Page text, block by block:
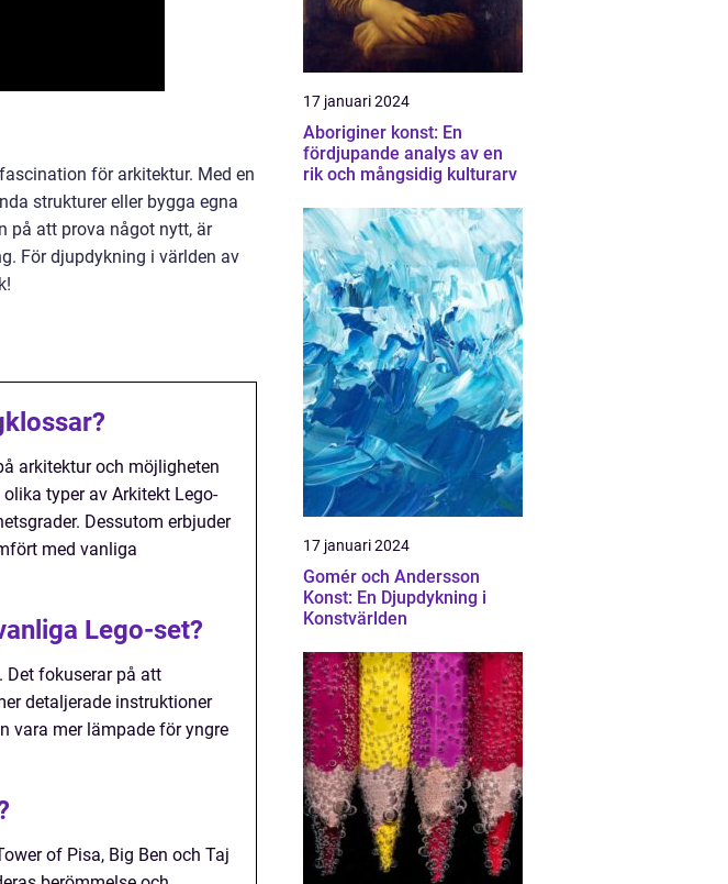
för arkitektur. Med en
strukturer eller bygga egna
på att prova något nytt, är
För djupdykning i världen av
arkitektur och möjligheten
typer av Arkitekt Lego-
Dessutom erbjuder
med vanliga
Lego-set?
Det fokuserar på att
detaljerade instruktioner
vara mer lämpade för yngre
of Pisa, Big Ben och Taj
17 januari 2024
Aboriginer konst: En
fördjupande analys av en
rik och mångsidig kulturarv
17 januari 2024
Gomér och Andersson
Konst: En Djupdykning i
Konstvärlden